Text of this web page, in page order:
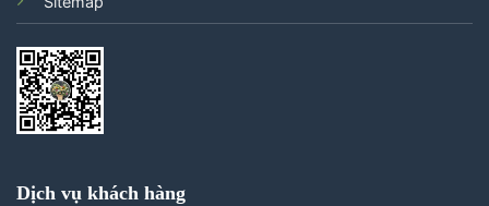
Dịch vụ khách hàng